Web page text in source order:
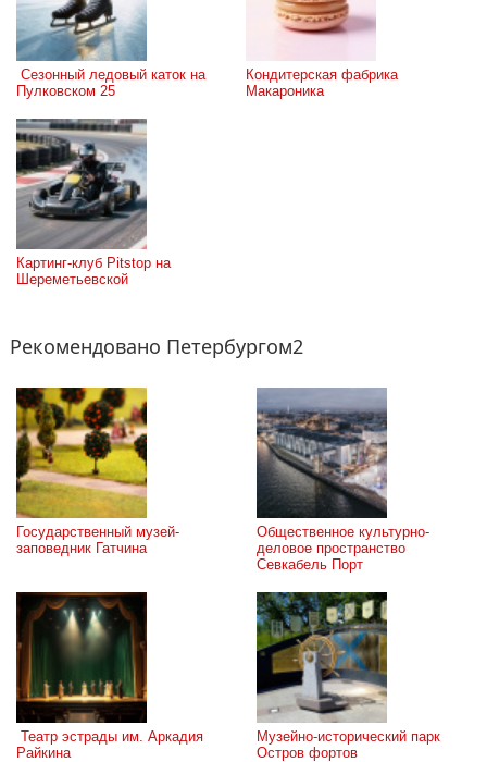
Пулковском 25
Кондитерская фабрика
Макароника
Картинг-клуб Pitstop на
Шереметьевской
Рекомендовано Петербургом2
Государственный музей-
заповедник Гатчина
Общественное культурно-
деловое пространство
Севкабель Порт
Райкина
Музейно-исторический парк
Остров фортов